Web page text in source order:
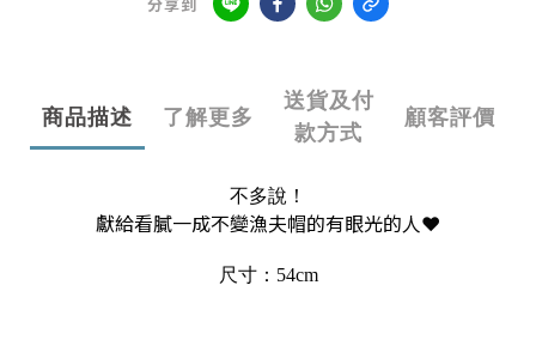
商品描述 了解更多
送貨及付
款方式
顧客評價
不多說！
獻給看膩一成不變漁夫帽的有眼光的人❤️
尺寸：54cm